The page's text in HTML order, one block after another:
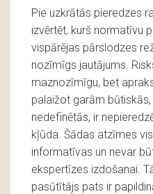
Pie uzkrātās pieredzes
izvērtēt, kurš normatīvu
vispārējas pārslodzes
nozīmīgs jautājums.
maznozīmīgu, bet
palaižot garām
nedefinētās, ir
kļūda. Šādas atzīmes
informatīvas un nevar
ekspertīzes izdošanai.
pasūtītājs pats ir